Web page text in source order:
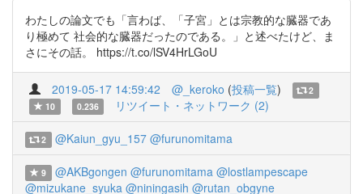
わたしの論文でも「言わば、「子宮」とは宗教的な臓器であ
り極めて 社会的な臓器だったのである。」と述べたけど、ま
さにその話。 https://t.co/lSV4HrLGoU
2019-05-17 14:59:42 @_keroko (投稿一覧)
2
10
0.236 リツイート・ネットワーク (2)
2 @Kaiun_gyu_157 @furunomitama
9 @AKBgongen @furunomitama @lostlampescape
@mizukane_syuka @niningasih @rutan_obgyne